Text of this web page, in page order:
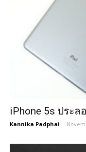
iPhone 5s ประล
Kannika Padphai -